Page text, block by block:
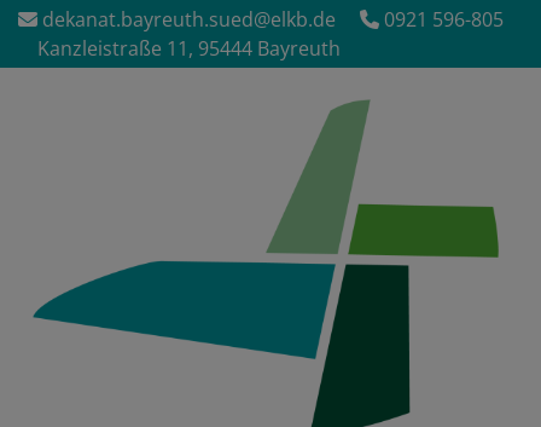
Direkt
zum
Inhalt
dekanat.bayreuth.sued@elkb.de
0921 596-805
Kanzleistraße 11, 95444 Bayreuth